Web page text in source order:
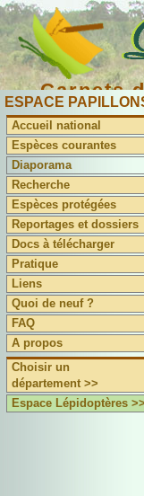
Carnets
ESPACE
Accueil national
Espèces courantes
Diaporama
Recherche
Espèces protégées
Reportages et dossiers
Docs à télécharger
Pratique
Liens
Quoi de neuf ?
FAQ
A propos
Choisir un
département >>
Espace Lépidoptères >>